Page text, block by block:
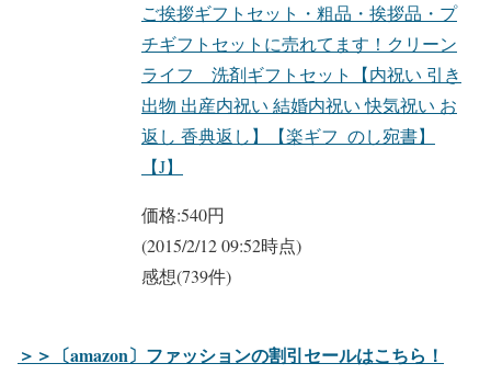
ご挨拶ギフトセット・粗品・挨拶品・プ
チギフトセットに売れてます！クリーン
ライフ 洗剤ギフトセット【内祝い 引き
出物 出産内祝い 結婚内祝い 快気祝い お
返し 香典返し】【楽ギフ_のし宛書】
【J】
価格:540円
(2015/2/12 09:52時点)
感想(739件)
＞＞〔amazon〕ファッションの割引セールはこちら！